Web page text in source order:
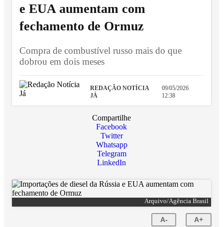
e EUA aumentam com
fechamento de Ormuz
Compra de combustível russo mais do que
dobrou em dois meses
REDAÇÃO NOTÍCIA
JÁ
09/05/2026
12:38
Compartilhe
Facebook
Twitter
Whatsapp
Telegram
LinkedIn
Arquivo/Agência Brasil
A- A+